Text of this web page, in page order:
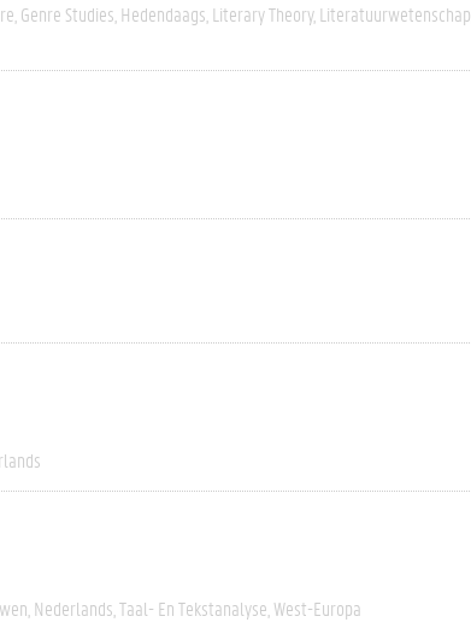
Genre Studies Hedendaags Literary Theory Literatuurwetenschap
Nederlands Taal- En Tekstanalyse West-Europa